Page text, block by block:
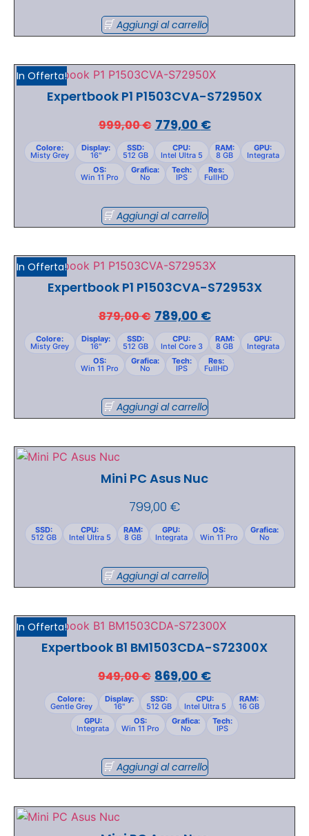
Aggiungi al carrello
In Offerta!
Expertbook P1 P1503CVA-S72950X
999,00€ 779,00 €
Colore:
Misty Grey
Display:
16"
SSD:
512 GB
CPU:
Intel Ultra 5
RAM:
8 GB
GPU:
Integrata
OS:
Win 11 Pro
Grafica:
No
Tech:
IPS
Res:
FullHD
Aggiungi al carrello
In Offerta!
Expertbook P1 P1503CVA-S72953X
879,00€ 789,00 €
Colore:
Misty Grey
Display:
16"
SSD:
512 GB
CPU:
Intel Core 3
RAM:
8 GB
GPU:
Integrata
OS:
Win 11 Pro
Grafica:
No
Tech:
IPS
Res:
FullHD
Aggiungi al carrello
Mini PC Asus Nuc
799,00 €
SSD:
512 GB
CPU:
Intel Ultra 5
RAM:
8 GB
GPU:
Integrata
OS:
Win 11 Pro
Grafica:
No
Aggiungi al carrello
In Offerta!
Expertbook B1 BM1503CDA-S72300X
949,00€ 869,00 €
Colore:
Gentle Grey
Display:
16"
SSD:
512 GB
CPU:
Intel Ultra 5
RAM:
16 GB
GPU:
Integrata
OS:
Win 11 Pro
Grafica:
No
Tech:
IPS
Aggiungi al carrello